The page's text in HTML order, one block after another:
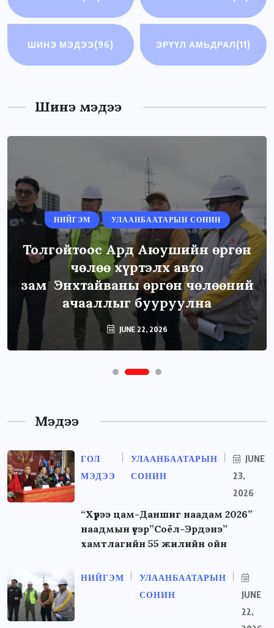
ШИНЭ МЭДЭЭ(96) ЭРҮҮЛ АМЬДРАЛ(11)
Шинэ мэдээ
НИЙГЭМ УЛААНБААТАРЫН СОНИН
Толгойтоос Ард Аюушийн өргөн
чөлөө хүртэлх авто
зам Энхтайваны өргөн чөлөөний
ачааллыг бууруулна
JUNE 22, 2026
Мэдээ
ГОЛ
МЭДЭЭ
УЛААНБААТАРЫН
СОНИН
JUNE
23,
2026
“Хүрээ цам-Даншиг наадам 2026”
наадмын үеэр”Соёл-Эрдэнэ”
хамтлагийн 55 жилийн ойн
НИЙГЭМ
УЛААНБААТАРЫН
СОНИН
JUNE
22,